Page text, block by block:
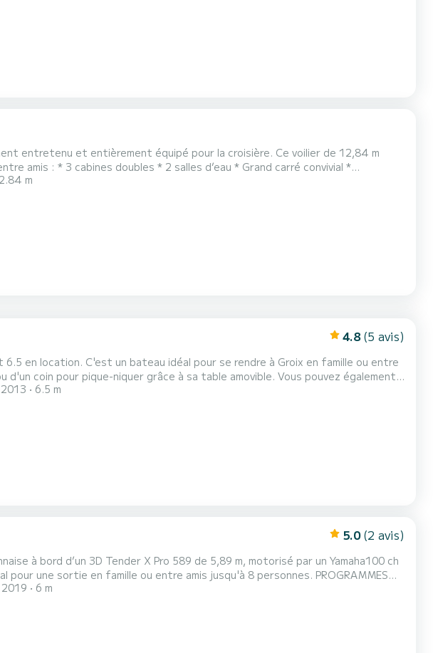
et entièrement équipé pour la croisière. Ce voilier de 12,84 m
carré convivial *
* Pilote automatique, radar, AIS, électronique Raymarine complète * Très
m
4.8 (5 avis)
de l'accès aux plages. Ce bateau est équipé d'un
2013 6.5 m
5.0 (2 avis)
à bord d’un 3D Tender X Pro 589 de 5,89 m, motorisé par un Yamaha100 ch
sortie en famille ou entre amis jusqu'à 8 personnes. PROGRAMMES
Tudy, Les Grands Sables, criques et falaises - Rade de Lorient et Petite Mer de
2019 6 m